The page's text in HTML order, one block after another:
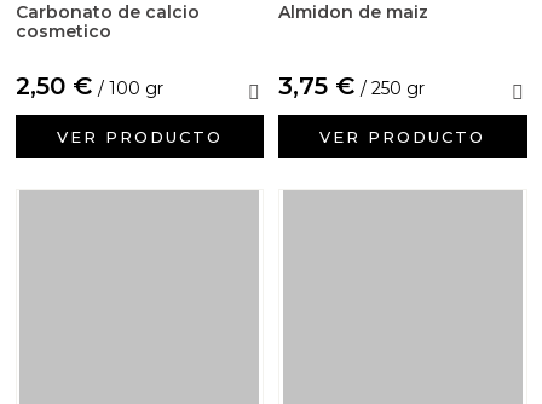
Carbonato de calcio
cosmetico
2,50 € / 100 gr
VER PRODUCTO
Almidon de maiz
3,75 € / 250 gr
VER PRODUCTO